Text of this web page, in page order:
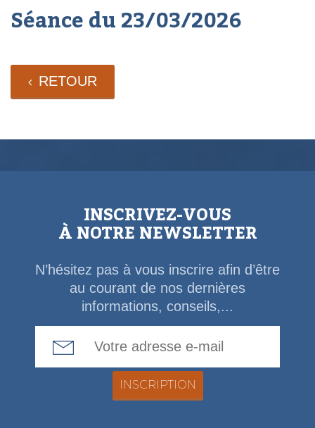
Séance du 23/03/2026
RETOUR
INSCRIVEZ-VOUS
À NOTRE NEWSLETTER
N’hésitez pas à vous inscrire afin d’être
au courant de nos dernières
informations, conseils,...